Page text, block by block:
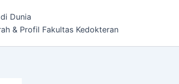
Dunia
& Profil Fakultas Kedokteran